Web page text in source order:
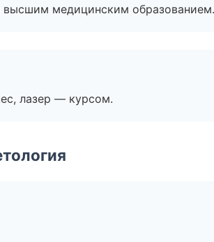
высшим медицинским образованием.
лазер — курсом.